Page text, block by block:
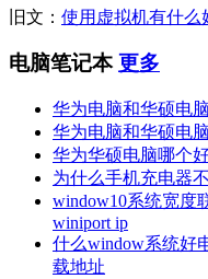
旧文： 使用虚拟机有什么
电脑笔记本更多
华为电脑和华硕电
华为电脑和华硕电
华为华硕电脑哪个
为什么手机充电器
window10系统宽度
winiport ip
什么window系统好
载地址